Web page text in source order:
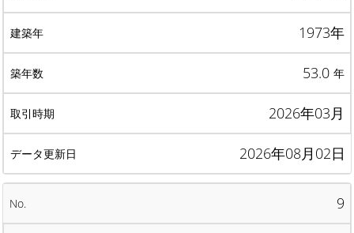
1973年
53.0 年
2026年03月
2026年08月02日
9